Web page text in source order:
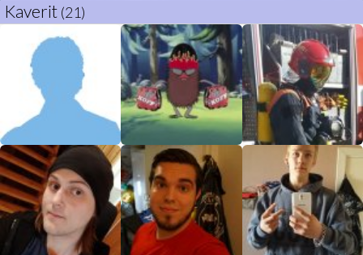
Kaverit (21)